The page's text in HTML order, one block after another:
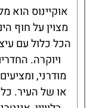
אוקיינוס הוא
מצוין על חוף
הכל כלול עם
ויוקרה.
מודרני,
או של העיר. כל